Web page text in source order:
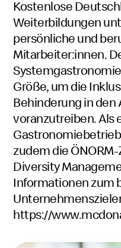
Kostenlose
Weiterbildungen
persönliche und
Mitarbeiter:innen.
Größe, um die
Behinderung in
voranzutreiben. Als
zudem die
Diversity
Informationen zum
https://